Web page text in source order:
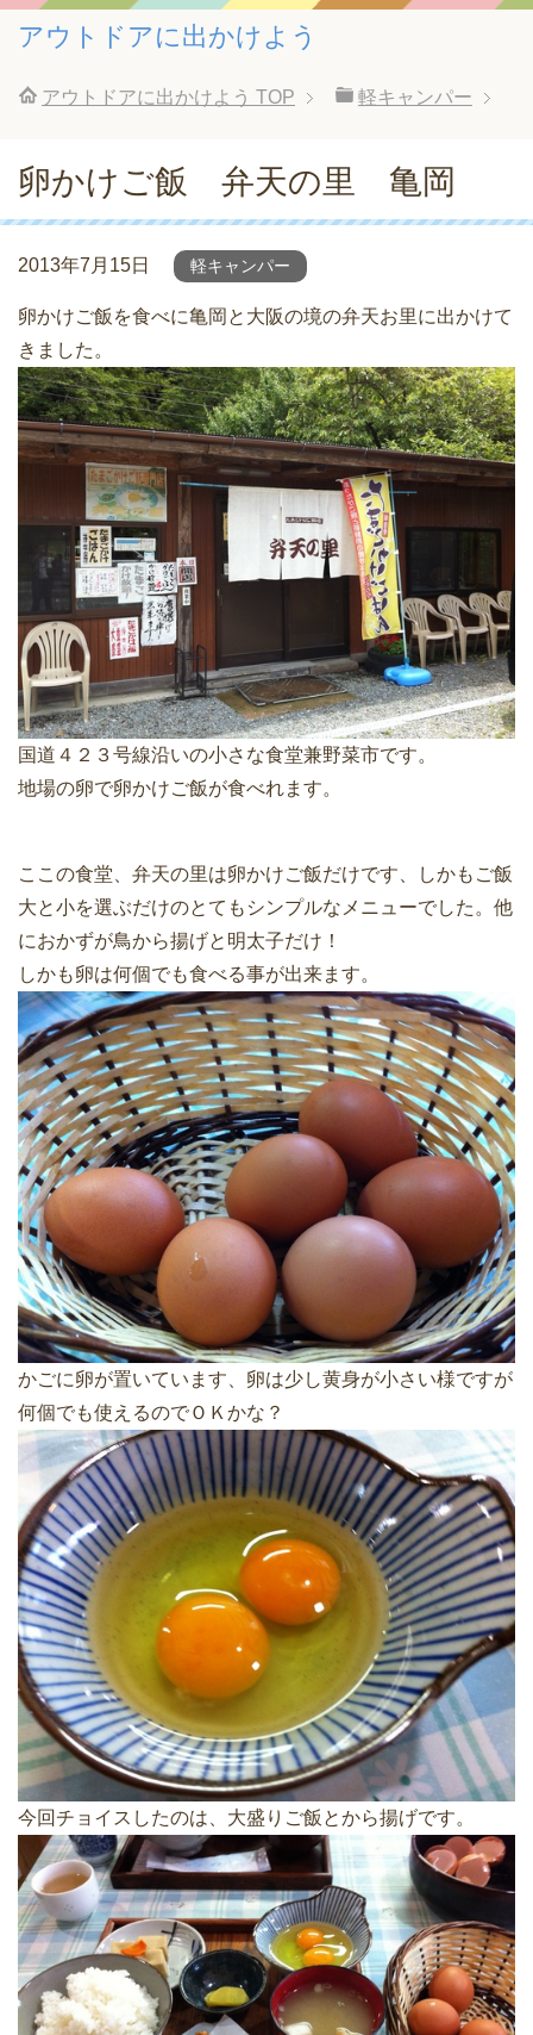
アウトドアに出かけよう
アウトドアに出かけよう TOP 軽キャンパー
卵かけご飯 弁天の里 亀岡
2013年7月15日 軽キャンパー
卵かけご飯を食べに亀岡と大阪の境の弁天お里に出かけて
きました。
国道４２３号線沿いの小さな食堂兼野菜市です。
地場の卵で卵かけご飯が食べれます。
ここの食堂、弁天の里は卵かけご飯だけです、しかもご飯
大と小を選ぶだけのとてもシンプルなメニューでした。他
におかずが鳥から揚げと明太子だけ！
しかも卵は何個でも食べる事が出来ます。
かごに卵が置いています、卵は少し黄身が小さい様ですが
何個でも使えるのでＯＫかな？
今回チョイスしたのは、大盛りご飯とから揚げです。